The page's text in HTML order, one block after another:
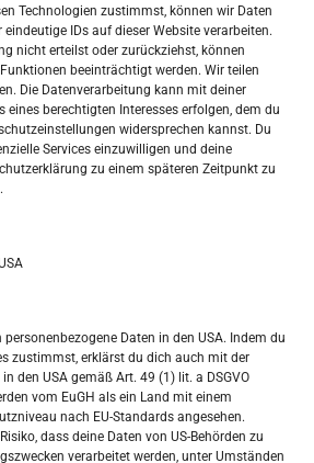
Technologien zustimmst, können wir Daten
IDs auf dieser Website verarbeiten.
nicht erteilst oder zurückziehst, können
beeinträchtigt werden. Wir teilen
Die Datenverarbeitung kann mit deiner
eines berechtigten Interesses erfolgen, dem du
widersprechen kannst. Du
Services einzuwilligen und deine
zu einem späteren Zeitpunkt zu
personenbezogene Daten in den USA. Indem du
zustimmst, erklärst du dich auch mit der
den USA gemäß Art. 49 (1) lit. a DSGVO
vom EuGH als ein Land mit einem
nach EU-Standards angesehen.
dass deine Daten von US-Behörden zu
verarbeitet werden, unter Umständen
Svijet – Njemačka?
D F S S
4 5 6 7
12 13 14 15